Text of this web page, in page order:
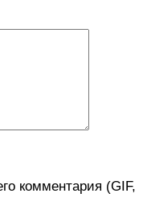
комментария (GIF,